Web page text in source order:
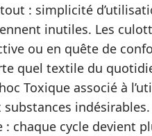
: simplicité
inutiles. Les
ou en quête de
quel textile du
Toxique associé à
substances
chaque cycle devient